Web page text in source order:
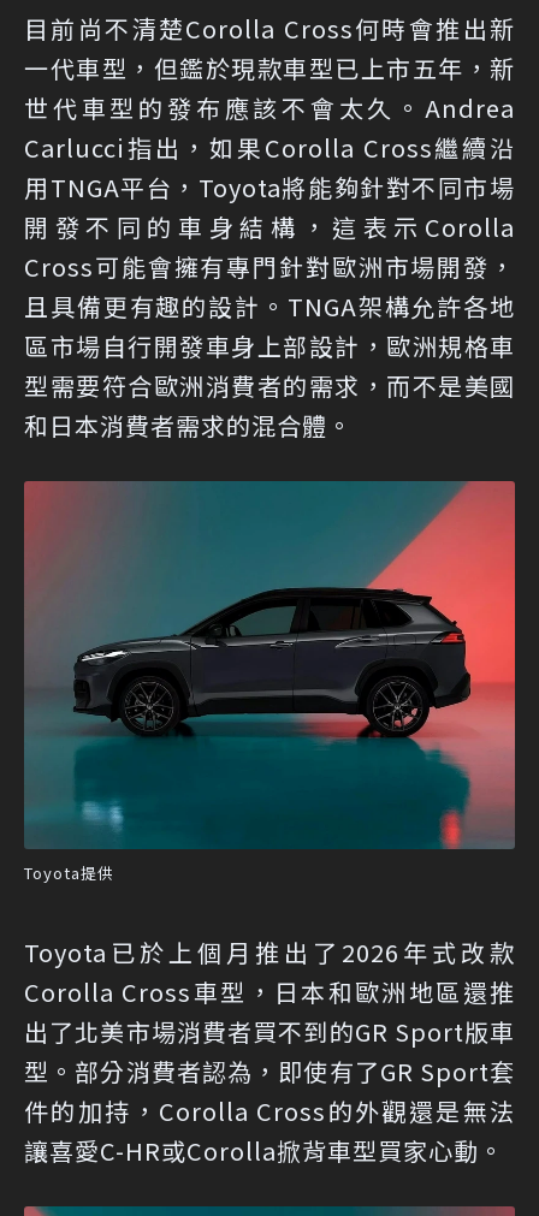
目前尚不清楚Corolla Cross何時會推出新
一代車型，但鑑於現款車型已上市五年，新
世代車型的發布應該不會太久。Andrea
Carlucci指出，如果Corolla Cross繼續沿
用TNGA平台，Toyota將能夠針對不同市場
開發不同的車身結構，這表示Corolla
Cross可能會擁有專門針對歐洲市場開發，
且具備更有趣的設計。TNGA架構允許各地
區市場自行開發車身上部設計，歐洲規格車
型需要符合歐洲消費者的需求，而不是美國
和日本消費者需求的混合體。
Toyota提供
Toyota已於上個月推出了2026年式改款
Corolla Cross車型，日本和歐洲地區還推
出了北美市場消費者買不到的GR Sport版車
型。部分消費者認為，即使有了GR Sport套
件的加持，Corolla Cross的外觀還是無法
讓喜愛C-HR或Corolla掀背車型買家心動。